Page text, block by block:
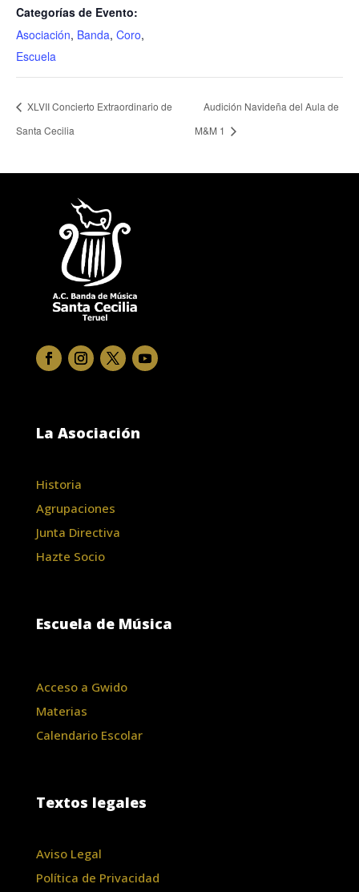
Categorías de Evento:
Asociación, Banda, Coro,
Escuela
XLVII Concierto Extraordinario de
Santa Cecilia
Audición Navideña del Aula de
M&M 1
La Asociación
Historia
Agrupaciones
Junta Directiva
Hazte Socio
Escuela de Música
Acceso a Gwido
Materias
Calendario Escolar
Textos legales
Aviso Legal
Política de Privacidad